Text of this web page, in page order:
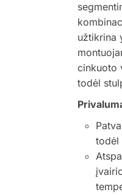
užtikrina
cinkuoto
todėl
todėl